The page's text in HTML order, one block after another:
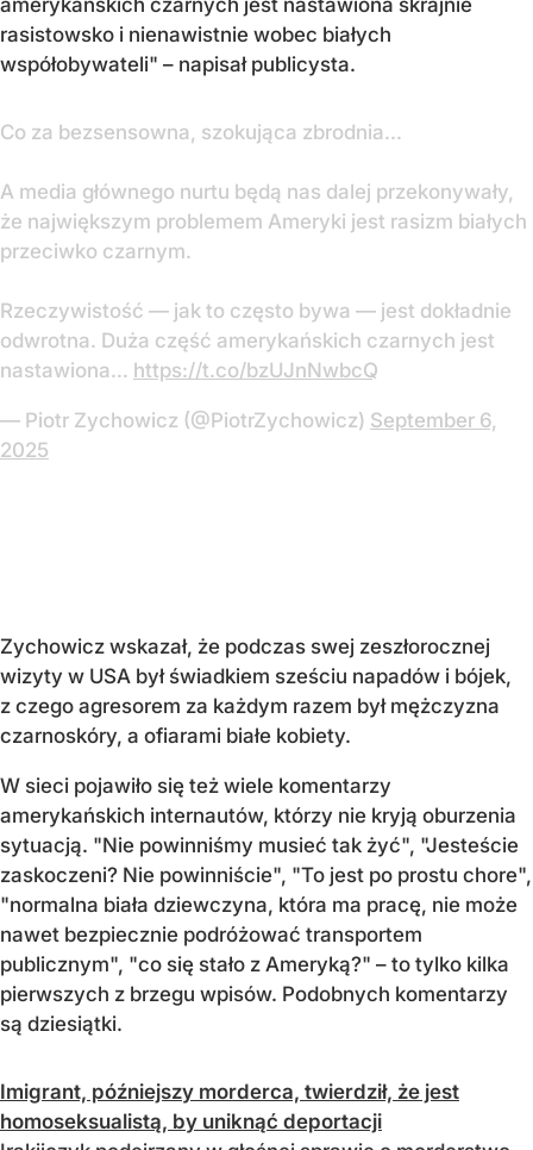
rasistowsko i nienawistnie wobec białych
współobywateli" – napisał publicysta.
Co za bezsensowna, szokująca zbrodnia...
A media głównego nurtu będą nas dalej przekonywały,
że największym problemem Ameryki jest rasizm białych
przeciwko czarnym.
Rzeczywistość — jak to często bywa — jest dokładnie
odwrotna. Duża część amerykańskich czarnych jest
nastawiona… https://t.co/bzUJnNwbcQ
— Piotr Zychowicz (@PiotrZychowicz) September 6,
2025
Zychowicz wskazał, że podczas swej zeszłorocznej
wizyty w USA był świadkiem sześciu napadów i bójek,
z czego agresorem za każdym razem był mężczyzna
czarnoskóry, a ofiarami białe kobiety.
W sieci pojawiło się też wiele komentarzy
amerykańskich internautów, którzy nie kryją oburzenia
sytuacją. "Nie powinniśmy musieć tak żyć", "Jesteście
zaskoczeni? Nie powinniście", "To jest po prostu chore",
"normalna biała dziewczyna, która ma pracę, nie może
nawet bezpiecznie podróżować transportem
publicznym", "co się stało z Ameryką?" – to tylko kilka
pierwszych z brzegu wpisów. Podobnych komentarzy
są dziesiątki.
Imigrant, późniejszy morderca, twierdził, że jest
homoseksualistą, by uniknąć deportacji